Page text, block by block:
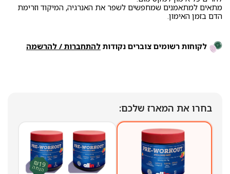
מתאים למתאמנים שמחפשים לשפר את האנרגיה, המיקוד וזרימת
הדם בזמן האימון.
לקוחות רשומים צוברים נקודות להתחברות / להרשמה
בחרו את המארז שלכם:
₪19
הנחה